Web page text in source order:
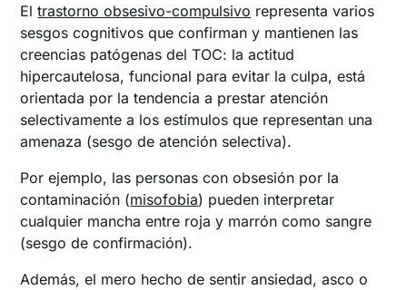
Eltrastorno obsesivo-compulsivo representa varios
sesgos cognitivos que confirman y mantienen las
creencias patógenas del TOC: la actitud
hipercautelosa, funcional para evitar la culpa, está
orientada por la tendencia a prestar atención
selectivamente a los estímulos que representan una
amenaza (sesgo de atención selectiva).
Por ejemplo, las personas con obsesión por la
contaminación (misofobia) pueden interpretar
cualquier mancha entre roja y marrón como sangre
(sesgo de confirmación).
Además, el mero hecho de sentir ansiedad, asco o